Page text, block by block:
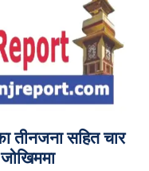
तीनजना सहित चार